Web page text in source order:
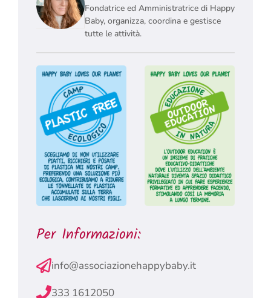
Fondatrice ed Amministratrice di Happy
Baby, organizza, coordina e gestisce
tutte le attività.
Per Informazioni:
info@associazionehappybaby.it
333 1612050